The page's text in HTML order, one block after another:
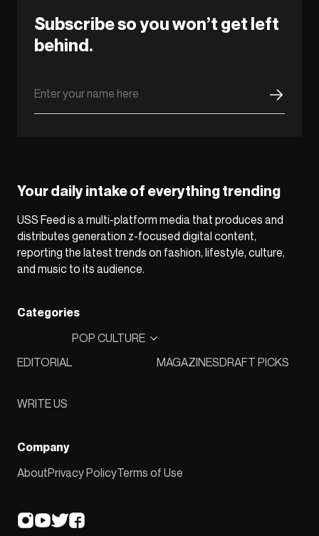
Subscribe so you won’t get left
behind.
Your daily intake of everything trending
USS Feed is a multi-platform media that produces and
distributes generation z-focused digital content,
reporting the latest trends on fashion, lifestyle, culture,
and music to its audience.
Categories
EDITORIAL
POP CULTURE
MAGAZINESDRAFT PICKS
WRITE US
Company
AboutPrivacy PolicyTerms of Use